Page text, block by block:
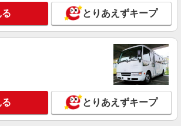
給 ★交通費別途支給（規定あり） ゜+゜・。
・゜+゜・。○。・゜+゜ 入社祝い金10万円支
有) お友達を紹介頂くと, インセンティブ支
有) ★月2回払い・週払い可能（規程有）★
゜・。○。・゜+゜・。○。・゜+゜
鹿児島県鹿児島市の家電量販店
詳細を見る
とりあえずキープ
とりあえずキープ